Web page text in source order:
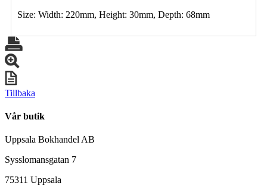
Size: Width: 220mm, Height: 30mm, Depth: 68mm
Tillbaka
Vår butik
Uppsala Bokhandel AB
Sysslomansgatan 7
75311 Uppsala